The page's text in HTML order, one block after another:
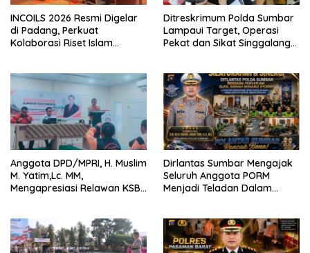
INCOILS 2026 Resmi Digelar
di Padang, Perkuat
Kolaborasi Riset Islam
Ditreskrimum Polda Sumbar
Lampaui Target, Operasi
Pekat dan Sikat Singgalang
Anggota DPD/MPRI, H. Muslim
M. Yatim,Lc. MM,
Mengapresiasi Relawan KSB
Bencana
Dirlantas Sumbar Mengajak
Seluruh Anggota PORM
Menjadi Teladan Dalam
Perlengkapan Keselamatan
Berkendara